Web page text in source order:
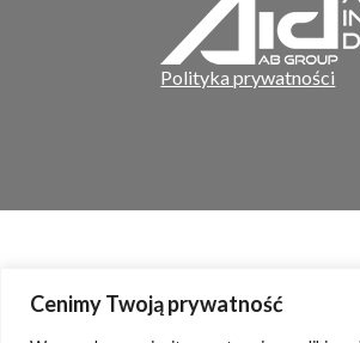
Cenimy Twoją prywatność
Polityka prywatności